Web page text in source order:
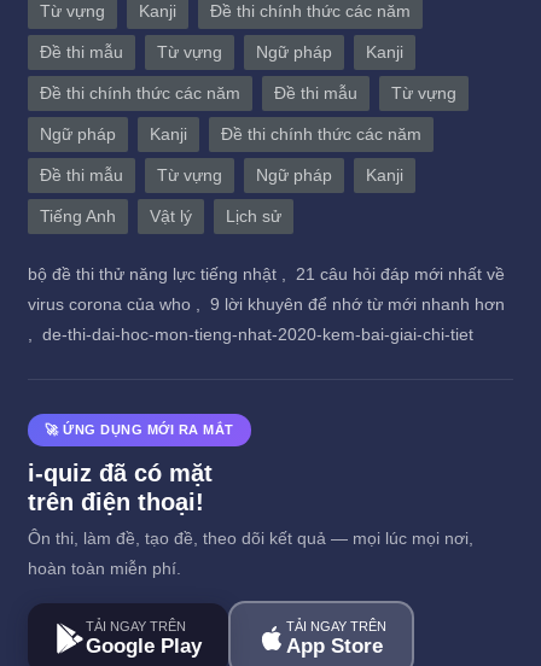
Từ vựng Kanji Đề thi chính thức các năm
Đề thi mẫu Từ vựng Ngữ pháp Kanji
Đề thi chính thức các năm Đề thi mẫu Từ vựng
Ngữ pháp Kanji Đề thi chính thức các năm
Đề thi mẫu Từ vựng Ngữ pháp Kanji
Tiếng Anh Vật lý Lịch sử
bộ đề thi thử năng lực tiếng nhật , 21 câu hỏi đáp mới nhất về
virus corona của who , 9 lời khuyên để nhớ từ mới nhanh hơn
, de-thi-dai-hoc-mon-tieng-nhat-2020-kem-bai-giai-chi-tiet
🚀 ỨNG DỤNG MỚI RA MẮT
i-quiz đã có mặt
trên điện thoại!
Ôn thi, làm đề, tạo đề, theo dõi kết quả — mọi lúc mọi nơi,
hoàn toàn miễn phí.
TẢI NGAY TRÊN
Google Play
TẢI NGAY TRÊN
App Store